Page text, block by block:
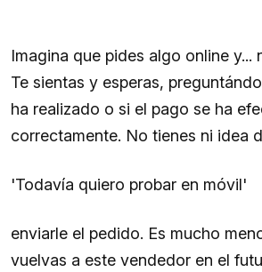
Imagina que pides algo online y...
Te sientas y esperas,
ha realizado o si el pago se ha
correctamente. No tienes ni idea
'Todavía quiero probar en móvil'
enviarle el pedido. Es mucho
vuelvas a este vendedor en el